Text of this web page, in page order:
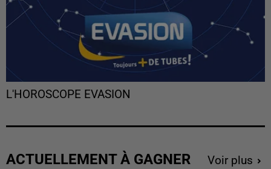
L'HOROSCOPE EVASION
ACTUELLEMENT À GAGNER Voir plus